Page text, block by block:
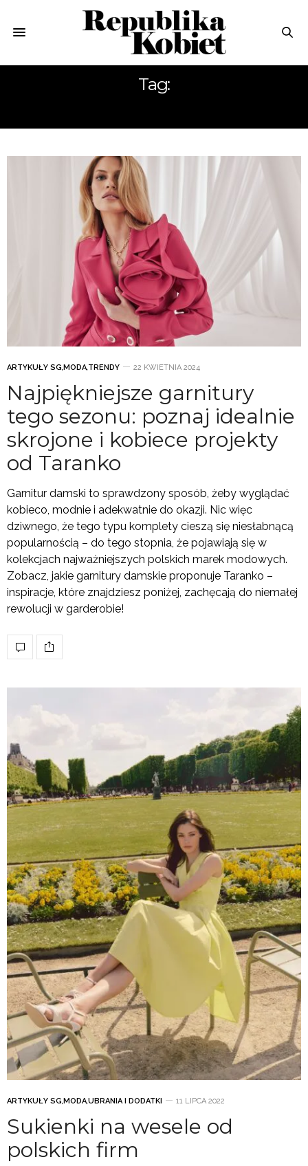
Tag:
ARTYKUŁY SG,MODA,TRENDY 22 KWIETNIA 2024
Najpiękniejsze garnitury
tego sezonu: poznaj idealnie
skrojone i kobiece projekty
od Taranko
Garnitur damski to sprawdzony sposób, żeby wyglądać
kobieco, modnie i adekwatnie do okazji. Nic więc
dziwnego, że tego typu komplety cieszą się niesłabnącą
popularnością – do tego stopnia, że pojawiają się w
kolekcjach najważniejszych polskich marek modowych.
Zobacz, jakie garnitury damskie proponuje Taranko –
inspiracje, które znajdziesz poniżej, zachęcają do niemałej
rewolucji w garderobie!
ARTYKUŁY SG MODAUBRANIA I DODATKI 11 LIPCA 2022
Sukienki na wesele od
polskich firm